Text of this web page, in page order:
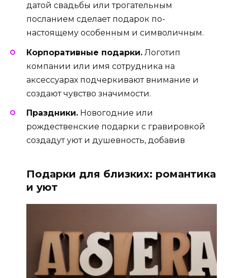
датой свадьбы или трогательным
посланием сделает подарок по-
настоящему особенным и символичным.
Корпоративные подарки. Логотип
компании или имя сотрудника на
аксессуарах подчеркивают внимание и
создают чувство значимости.
Праздники. Новогодние или
рождественские подарки с гравировкой
создадут уют и душевность, добавив
Подарки для близких: романтика
и уют